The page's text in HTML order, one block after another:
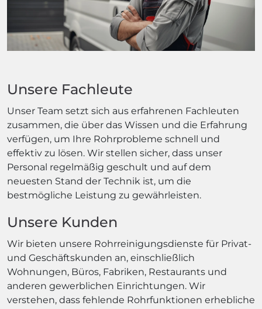
Unsere Fachleute
Unser Team setzt sich aus erfahrenen Fachleuten
zusammen, die über das Wissen und die Erfahrung
verfügen, um Ihre Rohrprobleme schnell und
effektiv zu lösen. Wir stellen sicher, dass unser
Personal regelmäßig geschult und auf dem
neuesten Stand der Technik ist, um die
bestmögliche Leistung zu gewährleisten.
Unsere Kunden
Wir bieten unsere Rohrreinigungsdienste für Privat-
und Geschäftskunden an, einschließlich
Wohnungen, Büros, Fabriken, Restaurants und
anderen gewerblichen Einrichtungen. Wir
verstehen, dass fehlende Rohrfunktionen erhebliche